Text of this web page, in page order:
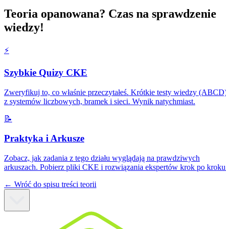
Teoria opanowana? Czas na sprawdzenie
wiedzy!
⚡️
Szybkie Quizy CKE
Zweryfikuj to, co właśnie przeczytałeś. Krótkie testy wiedzy
z systemów liczbowych, bramek i sieci. Wynik natychmiast.
📝
Praktyka i Arkusze
Zobacz, jak zadania z tego działu wyglądają na prawdziwych
arkuszach. Pobierz pliki CKE i rozwiązania ekspertów krok po
← Wróć do spisu treści teorii